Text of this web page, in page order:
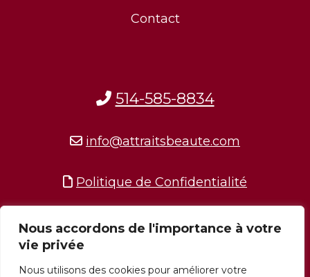
Nous accordons de l'importance à votre
vie privée
Nous utilisons des cookies pour améliorer votre
Contact
514-585-8834
info@attraitsbeaute.com
Politique de Confidentialité